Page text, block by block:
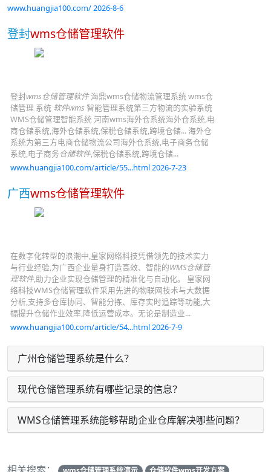
www.huangjia100.com/ 2026-8-6
登封wms仓储管理软件
登封wms仓储管理软件海鼎wms仓储物流管理系统 wms仓
储管理 系统 软件wms 智能管理系统第三方物流的实验系统
WMS仓储管理智能系统 河南wms海外仓系统海外仓系统,电
商仓储系统,海外仓储系统,保税仓储系统,跨境仓储... 海外仓
系统为第三方电商仓储物流公司海外仓系统,电子商务仓储
系统,电子商务仓储软件,保税仓储系统,跨境仓储...
www.huangjia100.com/article/55...html 2026-7-23
广西wms仓储管理软件
在数字化转型的浪潮中,皇家网络科技凭借领先的技术实力
与行业经验,为广西企业量身打造高效、智能的WMS仓储管
理软件,助力企业实现仓储管理的精准化与自动化。 皇家网
络科技WMS仓储管理软件采用先进的物联网技术与大数据
分析,支持多仓库协同、智能分拣、库存实时追踪等功能,大
幅提升仓储作业效率,降低运营成本。无论是制造业...
www.huangjia100.com/article/54...html 2026-7-9
广州仓储管理系统是什么？
现代仓储管理系统有哪些记录的信息？
WMS仓储管理系统能够帮助企业仓库解决哪些问题？